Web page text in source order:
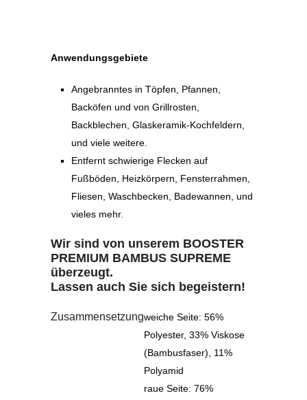
Anwendungsgebiete
Angebranntes in Töpfen, Pfannen,
Backöfen und von Grillrosten,
Backblechen, Glaskeramik-Kochfeldern,
und viele weitere.
Entfernt schwierige Flecken auf
Fußböden, Heizkörpern, Fensterrahmen,
Fliesen, Waschbecken, Badewannen, und
vieles mehr.
Wir sind von unserem BOOSTER
PREMIUM BAMBUS SUPREME
überzeugt.
Lassen auch Sie sich begeistern!
Zusammensetzungweiche Seite: 56%
Polyester, 33% Viskose
(Bambusfaser), 11%
Polyamid
raue Seite: 76%